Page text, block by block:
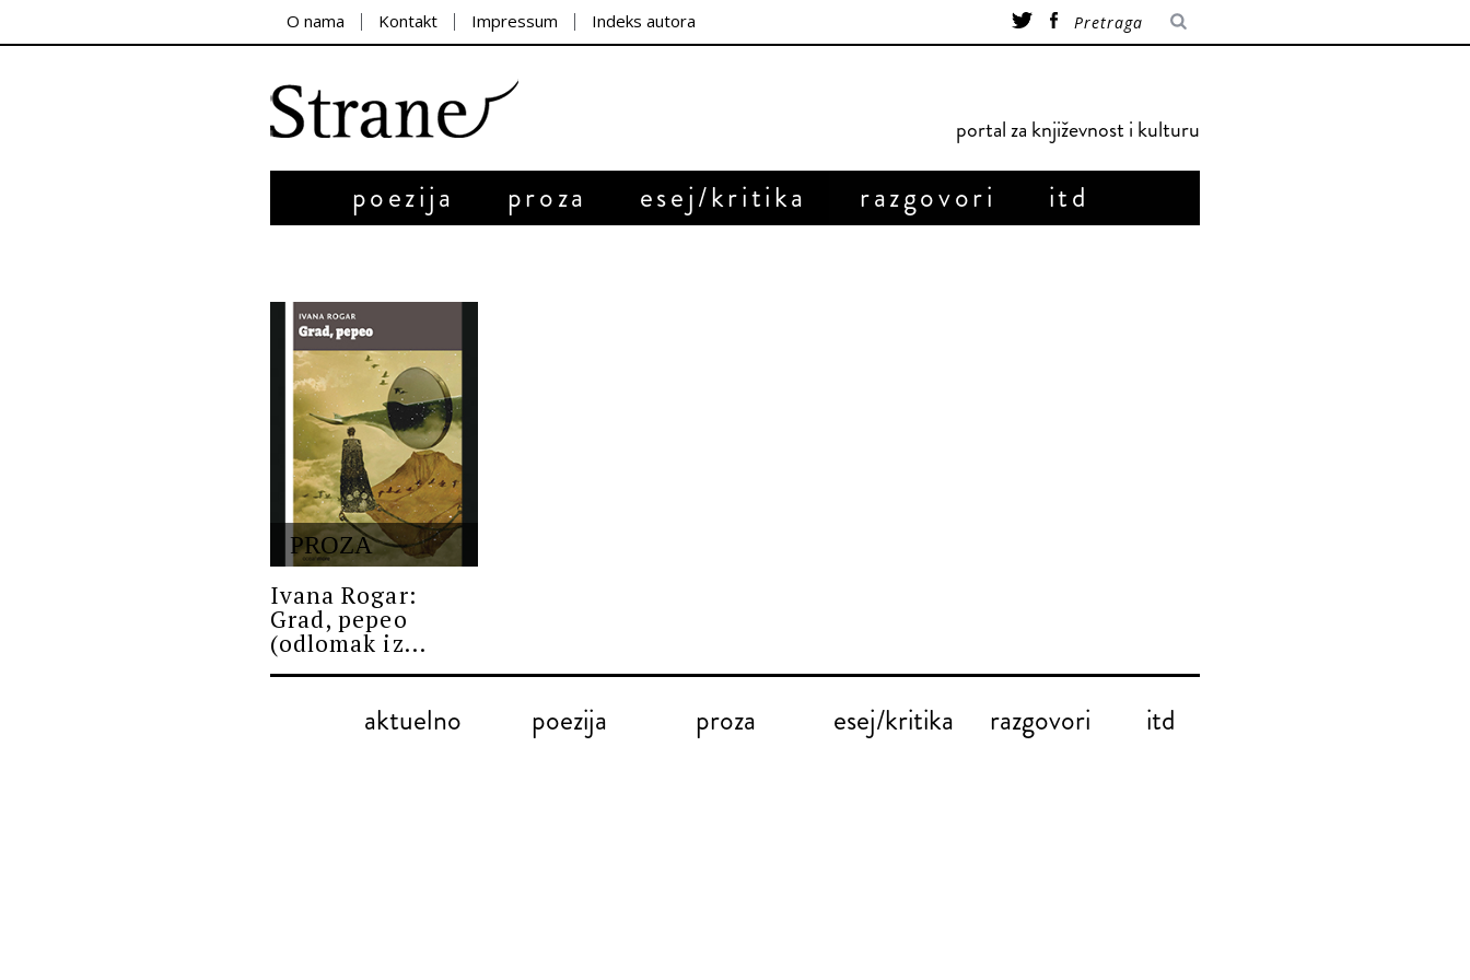
O nama Kontakt Impressum Indeks autora
portal za književnost i kulturu
poezija proza esej/kritika razgovori itd
PROZA
Ivana Rogar:
Grad, pepeo
(odlomak iz...
aktuelno poezija proza esej/kritika razgovori itd